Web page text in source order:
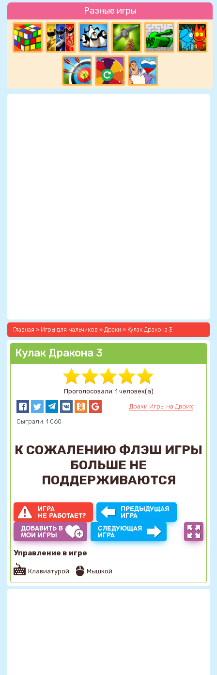
Разные игры
Главная » Игры для мальчиков » Драки » Кулак Дракона 3
Кулак Дракона 3
Проголосовали: 1 человек(а)
Драки Игры на Двоих
Сыграли: 1 060
К СОЖАЛЕНИЮ ФЛЭШ ИГРЫ
БОЛЬШЕ НЕ
ПОДДЕРЖИВАЮТСЯ
ИГРА
НЕ РАБОТАЕТ?
ПРЕДЫДУЩАЯ
ИГРА
ДОБАВИТЬ В
МОИ ИГРЫ
СЛЕДУЮЩАЯ
ИГРА
Управление в игре
Клавиатурой Мышкой